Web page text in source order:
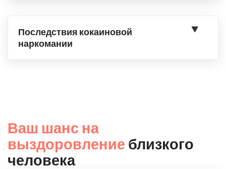
Последствия кокаиновой
наркомании
Ваш шанс на
выздоровление близкого
человека